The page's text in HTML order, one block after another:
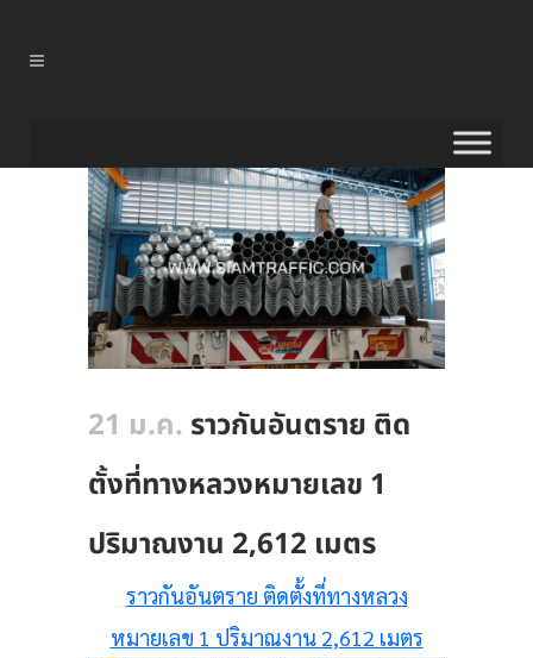
21 ม.ค. ราวกันอันตราย ติด
ตั้งที่ทางหลวงหมายเลข 1
ปริมาณงาน 2,612 เมตร
ราวกันอันตราย ติดตั้งที่ทางหลวง
หมายเลข 1 ปริมาณงาน 2,612 เมตร